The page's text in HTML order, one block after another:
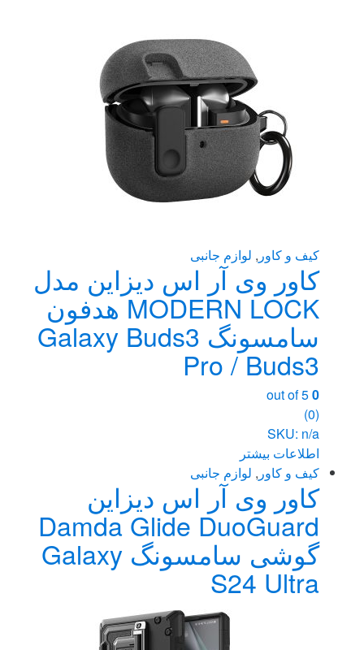
کیف و کاور , لوازم جانبی
کاور وی آر اس دیزاین مدل
MODERN LOCK هدفون
سامسونگ Galaxy Buds3
Pro / Buds3
0
(0)
SKU: n/a
اطلاعات بیشتر
کیف و کاور , لوازم جانبی
کاور وی آر اس دیزاین
Damda Glide DuoGuard
گوشی سامسونگ Galaxy
S24 Ultra